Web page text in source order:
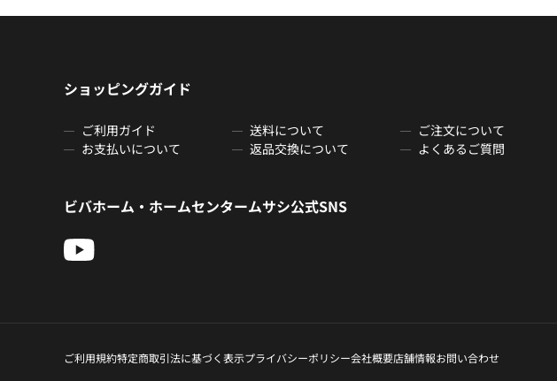
ショッピングガイド
ご利用ガイド 送料について
ご注文について
お支払いについて
返品交換について よくあるご質問
ビバホーム・ホームセンタームサシ公式SNS
ご利用規約特定商取引法に基づく表示プライバシーポリシー会社概要店舗情報お問い合わせ